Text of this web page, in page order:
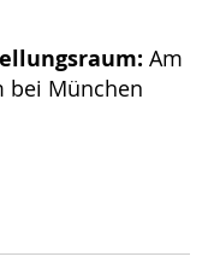
Am
bei München